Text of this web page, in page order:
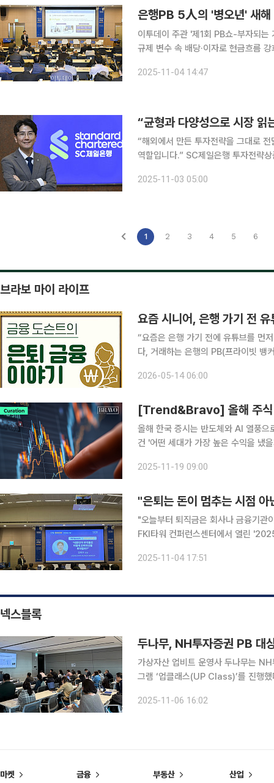
이투데이 주관 '제1회 PB쇼-부자되
규제 변수 속 배당·이자로 현금흐름 강화⋯주식·채권·
2025-11-04 14:47
“해외에서 만든 투자전략을 그대로
역할입니다.” SC제일은행 투자전략상품부를 이끄는 홍동희 부장은 최근 이투데이와 만나 자신을
어내는 일이 그의 주된 역할이다. 그
2025-11-03 05:00
1 2 3 4 5 6
브라보 마이 라이프
요즘 시니어, 은행 가기 전
“요즘은 은행 가기 전에 유튜브를 먼저 봐요.” 몇 년 전만 해도 은퇴자들의 재테
다, 거래하는 은행의 PB(프라이빗 뱅
우가 많았다. 직원이 추천하는 상품에
2026-05-14 06:00
[Trend&Bravo] 올해 주식
올해 한국 증시는 반도체와 AI 열풍으
건 '어떤 세대가 가장 높은 수익을 냈
다 꾸준한 수익을 중시하는 태도를 보
2025-11-19 09:00
"은퇴는 돈이 멈추는 시점
"오늘부터 퇴직금은 회사나 금융기관이 아닌, 내가
FKI타워 컨퍼런스센터에서 열린
는 기술'을 주제로 현직 프라이빗 뱅커(
2025-11-04 17:51
넥스블록
가상자산 업비트 운영사 두나무는
그램 ‘업클래스(UP Class)’를 진행했다고 6일 밝혔다. ‘업클래스
으로 구성됐다. 올해 초 사랑의열매,
2025-11-06 16:02
마켓 금융 부동산 산업